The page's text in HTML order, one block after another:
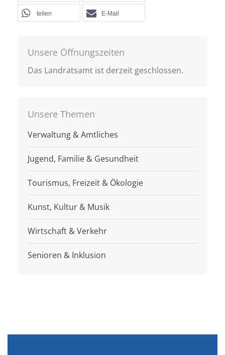
teilen E-Mail
Unsere Öffnungszeiten
Das Landratsamt ist derzeit geschlossen.
Unsere Themen
Verwaltung & Amtliches
Jugend, Familie & Gesundheit
Tourismus, Freizeit & Ökologie
Kunst, Kultur & Musik
Wirtschaft & Verkehr
Senioren & Inklusion